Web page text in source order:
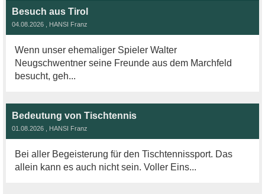
Besuch aus Tirol
04.08.2026 , HANSI Franz
Wenn unser ehemaliger Spieler Walter
Neugschwentner seine Freunde aus dem Marchfeld
besucht, geh...
Bedeutung von Tischtennis
01.08.2026 , HANSI Franz
Bei aller Begeisterung für den Tischtennissport. Das
allein kann es auch nicht sein. Voller Eins...